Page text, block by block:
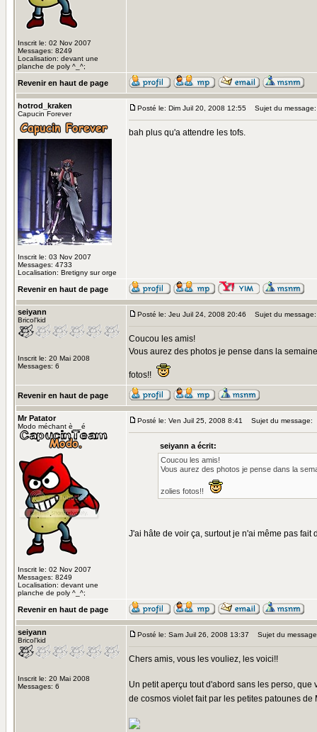
Inscrit le: 02 Nov 2007
Messages: 8249
Localisation: devant une
planche de poly ^_^;
Revenir en haut de page
hotrod_kraken
Capucin Forever
Inscrit le: 03 Nov 2007
Messages: 4733
Localisation: Bretigny sur orge
Posté le: Dim Juil 20, 2008 12:55 Sujet du message:
bah plus qu'a attendre les tofs.
Revenir en haut de page
seiyann
Bricol'kid
Inscrit le: 20 Mai 2008
Messages: 6
Posté le: Jeu Juil 24, 2008 20:46 Sujet du message:
Coucou les amis!
Vous aurez des photos je pense dans la
fotos!!
Revenir en haut de page
Mr Patator
Modo méchant è__é
Inscrit le: 02 Nov 2007
Messages: 8249
Localisation: devant une
planche de poly ^_^;
Posté le: Ven Juil 25, 2008 8:41 Sujet du message:
seiyann a écrit:
Coucou les amis!
Vous aurez des photos je pense dans la
zolies fotos!!
J'ai hâte de voir ça, surtout je n'ai même pas
Revenir en haut de page
seiyann
Bricol'kid
Inscrit le: 20 Mai 2008
Messages: 6
Posté le: Sam Juil 26, 2008 13:37 Sujet du
Chers amis, vous les vouliez, les voici!!
Un petit aperçu tout d'abord sans les perso,
de cosmos violet fait par les petites patounes de